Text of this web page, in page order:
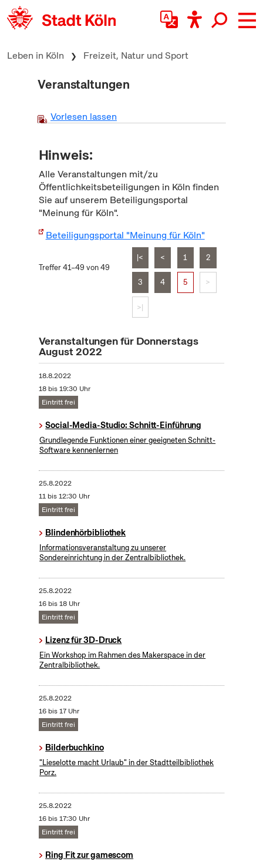
zum Inhalt springen
Leben in Köln Freizeit, Natur und Sport
Veranstaltungen
Vorlesen lassen
Hinweis:
Alle Veranstaltungen mit/zu
Öffentlichkeitsbeteiligungen in Köln finden
Sie auf unserem Beteiligungsportal
"Meinung für Köln".
Beteiligungsportal "Meinung für Köln"
Treffer 41–49 von 49
|< < 1 2
3 4 5 >
>|
Veranstaltungen für Donnerstags
August 2022
18.8.2022
18 bis 19:30 Uhr
Eintritt frei
Social-Media-Studio: Schnitt-Einführung
Grundlegende Funktionen einer geeigneten Schnitt-
Software kennenlernen
25.8.2022
11 bis 12:30 Uhr
Eintritt frei
Blindenhörbibliothek
Informationsveranstaltung zu unserer
Sondereinrichtung in der Zentralbibliothek.
25.8.2022
16 bis 18 Uhr
Eintritt frei
Lizenz für 3D-Druck
Ein Workshop im Rahmen des Makerspace in der
Zentralbibliothek.
25.8.2022
16 bis 17 Uhr
Eintritt frei
Bilderbuchkino
"Lieselotte macht Urlaub" in der Stadtteilbibliothek
Porz.
25.8.2022
16 bis 17:30 Uhr
Eintritt frei
Ring Fit zur gamescom